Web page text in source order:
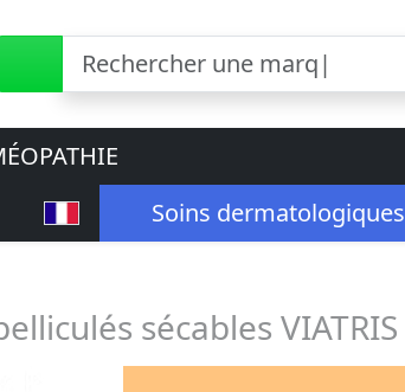
Soins dermatologiques
sécables VIATRIS